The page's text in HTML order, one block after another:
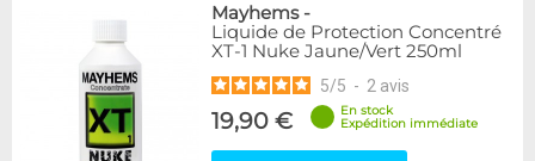
Mayhems-
Liquide de Protection Concentré
XT-1 Nuke Jaune/Vert 250ml
5/5 - 2 avis
19,90 €
En stock
Expédition immédiate